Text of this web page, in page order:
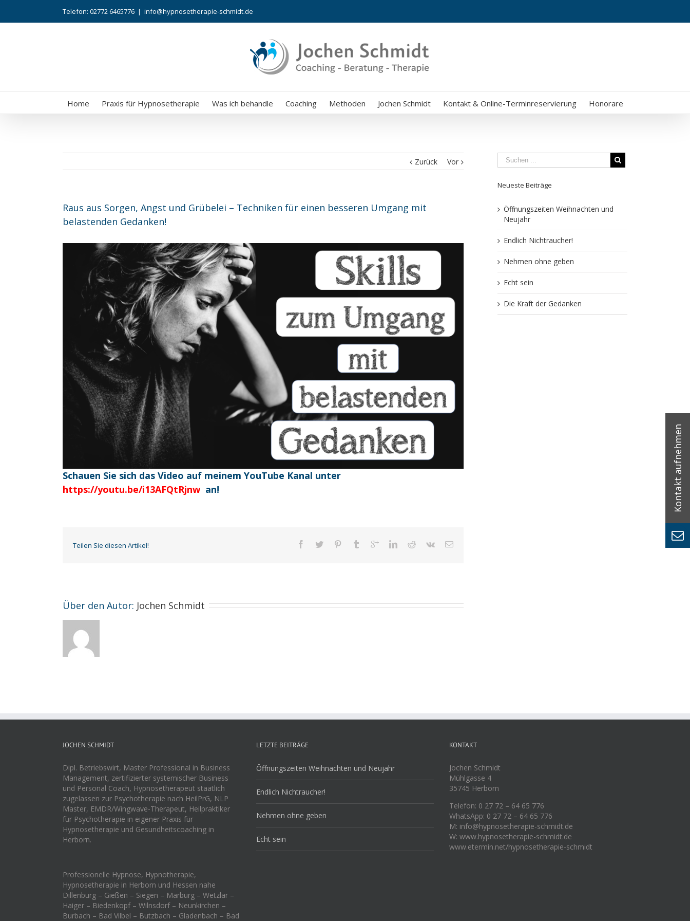
Telefon: 02772 6465776 | info@hypnosetherapie-schmidt.de
Home Praxis für Hypnosetherapie Was ich behandle Coaching Methoden Jochen Schmidt Kontakt & Online-Terminreservierung Honorare
Zurück Vor
Raus aus Sorgen, Angst und Grübelei – Techniken für einen besseren Umgang mit
belastenden Gedanken!
Schauen Sie sich das Video auf meinem YouTube Kanal unter
https://youtu.be/i13AFQtRjnwan!
Teilen Sie diesen Artikel!
Über den Autor: Jochen Schmidt
Neueste Beiträge
Öffnungszeiten Weihnachten und
Neujahr
Endlich Nichtraucher!
Nehmen ohne geben
Echt sein
Die Kraft der Gedanken
JOCHEN SCHMIDT
Dipl. Betriebswirt, Master Professional in Business
Management, zertifizierter systemischer Business
und Personal Coach, Hypnosetherapeut staatlich
zugelassen zur Psychotherapie nach HeilPrG, NLP
Master, EMDR/Wingwave-Therapeut, Heilpraktiker
für Psychotherapie in eigener Praxis für
Hypnosetherapie und Gesundheitscoaching in
Herborn.
Professionelle Hypnose, Hypnotherapie,
Hypnosetherapie in Herborn und Hessen nahe
Dillenburg – Gießen – Siegen – Marburg – Wetzlar –
Haiger – Biedenkopf – Wilnsdorf – Neunkirchen –
Burbach – Bad Vilbel – Butzbach – Gladenbach – Bad
LETZTE BEITRÄGE
Öffnungszeiten Weihnachten und Neujahr
Endlich Nichtraucher!
Nehmen ohne geben
Echt sein
KONTAKT
Jochen Schmidt
Mühlgasse 4
35745 Herborn
Telefon: 0 27 72 – 64 65 776
WhatsApp: 0 27 72 – 64 65 776
M: info@hypnosetherapie-schmidt.de
W: www.hypnosetherapie-schmidt.de
www.etermin.net/hypnosetherapie-schmidt